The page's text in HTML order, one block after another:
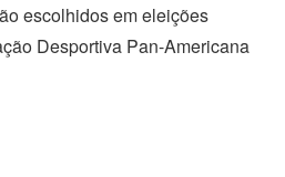
escolhidos em eleições
Desportiva Pan-Americana